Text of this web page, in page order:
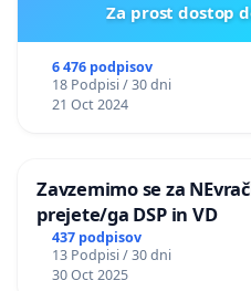
Za prost dostop
6 476 podpisov
18 Podpisi / 30 dni
21 Oct 2024
Zavzemimo se za
prejete/ga DSP in VD
437 podpisov
13 Podpisi / 30 dni
30 Oct 2025